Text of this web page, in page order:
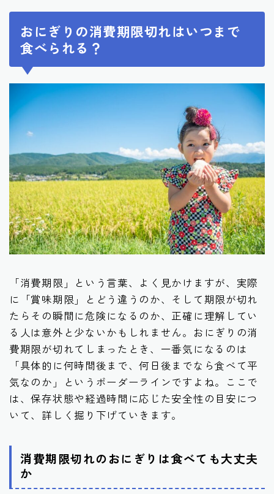
おにぎりの消費期限切れはいつまで
食べられる？
「消費期限」という言葉、よく見かけますが、実際
に「賞味期限」とどう違うのか、そして期限が切れ
たらその瞬間に危険になるのか、正確に理解してい
る人は意外と少ないかもしれません。おにぎりの消
費期限が切れてしまったとき、一番気になるのは
「具体的に何時間後まで、何日後までなら食べて平
気なのか」というボーダーラインですよね。ここで
は、保存状態や経過時間に応じた安全性の目安につ
いて、詳しく掘り下げていきます。
消費期限切れのおにぎりは食べても大丈夫
か